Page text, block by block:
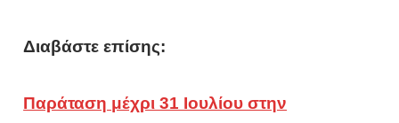
Διαβάστε επίσης:
Παράταση μέχρι 31 Ιουλίου στην